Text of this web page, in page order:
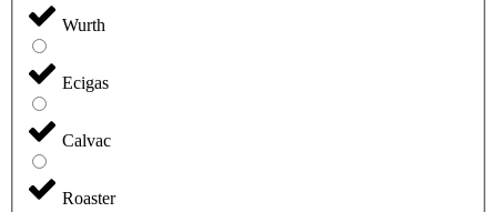
Wurth
Ecigas
Calvac
Roaster